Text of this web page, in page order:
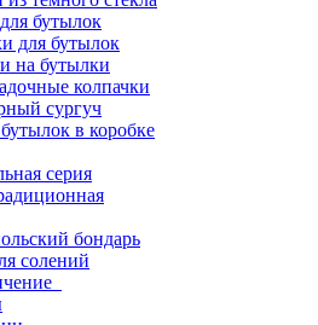
бутылок
для бутылок
на бутылки
колпачки
сургуч
в коробке
серия
бондарь
солений